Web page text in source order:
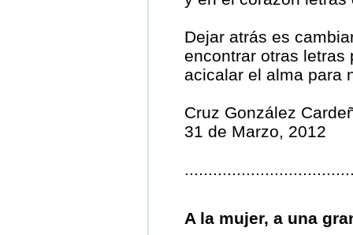
Dejar atrás es
encontrar otras letras
acicalar el alma para
Cruz González
31 de Marzo, 2012
A la mujer, a una